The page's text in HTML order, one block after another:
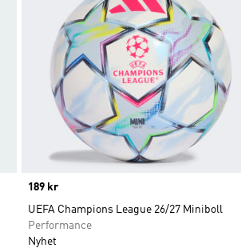
Price
189 kr
UEFA Champions League 26/27 Miniboll
Performance
Nyhet